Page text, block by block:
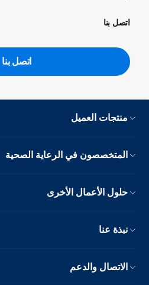
اتصل بنا
اتصل بنا
منتجات العميل
المتخصصون في الرعاية الصحية
حلول الأعمال الأخرى
نبذة عنا
الاتصال والدعم